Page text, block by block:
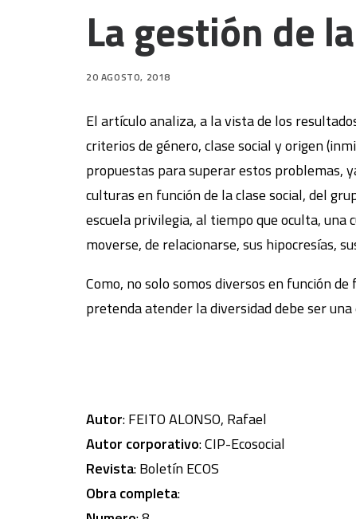
La gestión de
20 AGOSTO, 2018
El artículo analiza, a la vista de los
criterios de género, clase social y origen
propuestas para superar estos problemas,
culturas en función de la clase social, del
escuela privilegia, al tiempo que oculta, una
moverse, de relacionarse, sus hipocresías,
Como, no solo somos diversos en función
pretenda atender la diversidad debe ser
Autor: FEITO ALONSO, Rafael
Autor corporativo: CIP-Ecosocial
Revista: Boletín ECOS
Obra completa: